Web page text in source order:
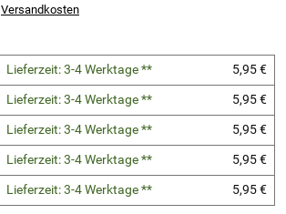
Versandkosten
Lieferzeit: 3-4 Werktage **
5,95 €
Lieferzeit: 3-4 Werktage **
5,95 €
Lieferzeit: 3-4 Werktage **
5,95 €
Lieferzeit: 3-4 Werktage **
5,95 €
Lieferzeit: 3-4 Werktage ** 5,95 €